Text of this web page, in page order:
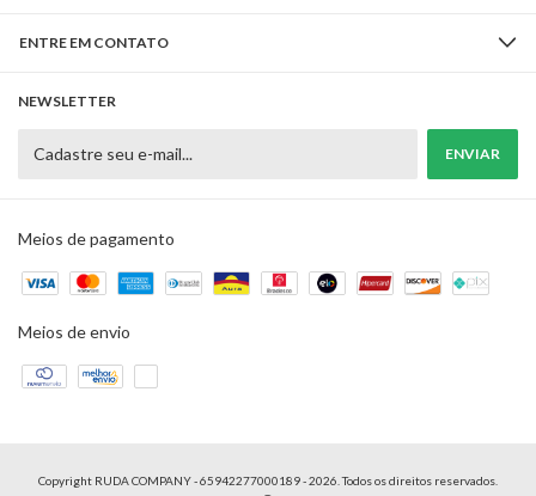
ENTRE EM CONTATO
NEWSLETTER
Meios de pagamento
Meios de envio
Copyright RUDA COMPANY - 65942277000189 - 2026. Todos os direitos reservados.